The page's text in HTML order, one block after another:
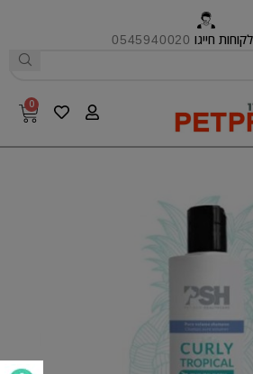
חייגו 0545940020
0